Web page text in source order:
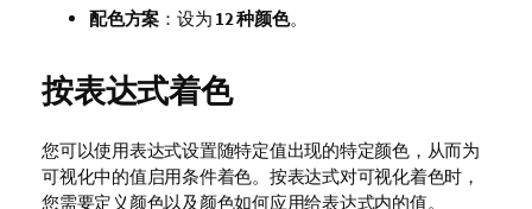
配色方案 ：设为 12 种颜色。
按表达式着色
您可以使用表达式设置随特定值出现的特定颜色，从而为
可视化中的值启用条件着色。按表达式对可视化着色时，
您需要定义颜色以及颜色如何应用给表达式内的值。